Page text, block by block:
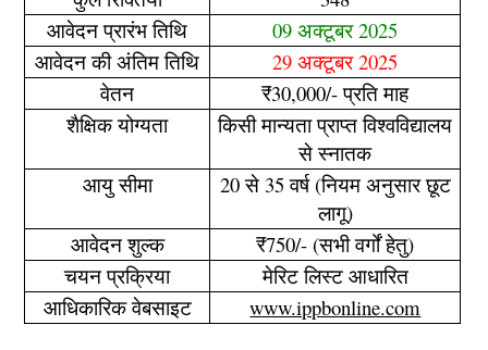
आवेदन प्रारंभ तिथि
09 अक्टूबर 2025
आवेदन की अंतिम तिथि
29 अक्टूबर 2025
वेतन
₹30,000/- प्रति माह
शैक्षिक योग्यता
किसी मान्यता प्राप्त विश्वविद्यालय
से स्नातक
आयु सीमा
20 से 35 वर्ष (नियम अनुसार छूट
लागू)
आवेदन शुल्क
₹750/- (सभी वर्गों हेतु)
चयन प्रक्रिया
मेरिट लिस्ट आधारित
आधिकारिक वेबसाइट
www.ippbonline.com